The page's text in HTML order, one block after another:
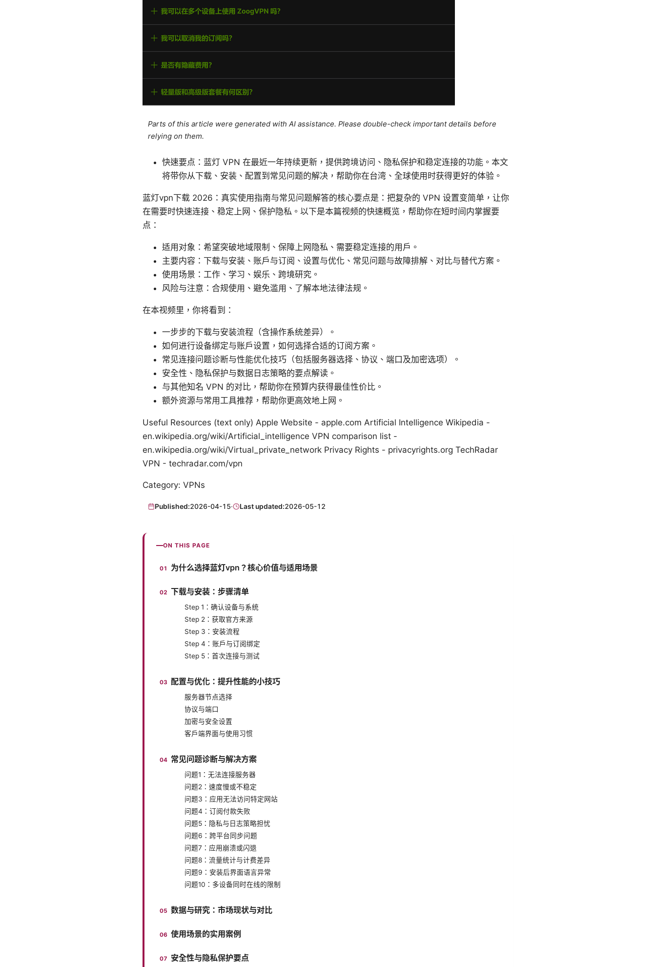
Parts of this article were generated with AI assistance. Please double-check important details before
relying on them.
快速要点：蓝灯 VPN 在最近一年持续更新，提供跨境访问、隐私保护和稳定连接的功能。本文
将带你从下载、安装、配置到常见问题的解决，帮助你在台湾、全球使用时获得更好的体验。
蓝灯vpn下载 2026：真实使用指南与常见问题解答的核心要点是：把复杂的 VPN 设置变简单，让你
在需要时快速连接、稳定上网、保护隐私。以下是本篇视频的快速概览，帮助你在短时间内掌握要
点：
适用对象：希望突破地域限制、保障上网隐私、需要稳定连接的用户。
主要内容：下载与安装、账户与订阅、设置与优化、常见问题与故障排解、对比与替代方案。
使用场景：工作、学习、娱乐、跨境研究。
风险与注意：合规使用、避免滥用、了解本地法律法规。
在本视频里，你将看到：
一步步的下载与安装流程（含操作系统差异）。
如何进行设备绑定与账户设置，如何选择合适的订阅方案。
常见连接问题诊断与性能优化技巧（包括服务器选择、协议、端口及加密选项）。
安全性、隐私保护与数据日志策略的要点解读。
与其他知名 VPN 的对比，帮助你在预算内获得最佳性价比。
额外资源与常用工具推荐，帮助你更高效地上网。
Useful Resources (text only) Apple Website - apple.com Artificial Intelligence Wikipedia -
en.wikipedia.org/wiki/Artificial_intelligence VPN comparison list -
en.wikipedia.org/wiki/Virtual_private_network Privacy Rights - privacyrights.org TechRadar
VPN - techradar.com/vpn
Category: VPNs
Published:2026-04-15· Last updated:2026-05-12
ON THIS PAGE
为什么选择蓝灯vpn？核心价值与适用场景
下载与安装：步骤清单
Step 1：确认设备与系统
Step 2：获取官方来源
Step 3：安装流程
Step 4：账户与订阅绑定
Step 5：首次连接与测试
配置与优化：提升性能的小技巧
服务器节点选择
协议与端口
加密与安全设置
客户端界面与使用习惯
常见问题诊断与解决方案
问题1：无法连接服务器
问题2：速度慢或不稳定
问题3：应用无法访问特定网站
问题4：订阅付款失败
问题5：隐私与日志策略担忧
问题6：跨平台同步问题
问题7：应用崩溃或闪退
问题8：流量统计与计费差异
问题9：安装后界面语言异常
问题10：多设备同时在线的限制
数据与研究：市场现状与对比
使用场景的实用案例
安全性与隐私保护要点